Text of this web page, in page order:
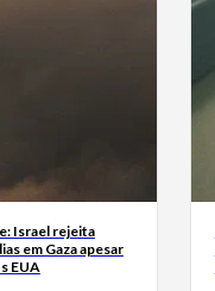
Israel rejeita
em Gaza apesar
EUA